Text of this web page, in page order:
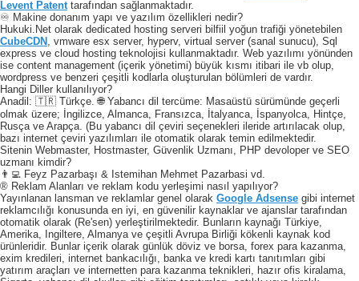
Levent Patent tarafından sağlanmaktadır.
♾️ Makine donanım yapı ve yazılım özellikleri nedir?
Hukuki.Net olarak dedicated hosting serveri bilfiil yoğun trafiği yönetebilen
CubeCDN
, vmware esx server, hyperv, virtual server (sanal sunucu), Sql
express ve cloud hosting teknolojisi kullanmaktadır. Web yazılımı yönünden
ise content management (içerik yönetimi) büyük kısmı itibari ile vb olup,
wordpress ve benzeri çeşitli kodlarla oluşturulan bölümleri de vardır.
Hangi Diller kullanılıyor?
Anadil: 🇹🇷 Türkçe. 🌐 Yabancı dil tercüme: Masaüstü sürümünde geçerli
olmak üzere; İngilizce, Almanca, Fransızca, İtalyanca, İspanyolca, Hintçe,
Rusça ve Arapça. (Bu yabancı dil çeviri seçenekleri ileride artırılacak olup,
bazı internet çeviri yazılımları ile otomatik olarak temin edilmektedir.
Sitenin Webmaster, Hostmaster, Güvenlik Uzmanı, PHP devoloper ve SEO
uzmanı kimdir?
👨‍💻 Feyz Pazarbaşı & Istemihan Mehmet Pazarbasi vd.
® Reklam Alanları ve reklam kodu yerleşimi nasıl yapılıyor?
Yayınlanan lansman ve reklamlar genel olarak Google Adsense gibi internet
reklamcılığı konusunda en iyi, en güvenilir kaynaklar ve ajanslar tarafından
otomatik olarak (Re'sen) yerleştirilmektedir. Bunların kaynağı Türkiye,
Amerika, Ingiltere, Almanya ve çeşitli Avrupa Birliği kökenli kaynak kod
ürünleridir. Bunlar içerik olarak günlük döviz ve borsa, forex para kazanma,
exim kredileri, internet bankacılığı, banka ve kredi kartı tanıtımları gibi
yatırım araçları ve internetten para kazanma teknikleri, hazır ofis kiralama,